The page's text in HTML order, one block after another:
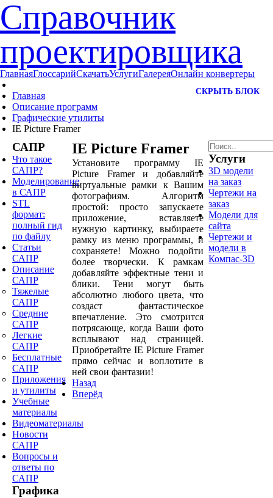
Справочник
проектировщика
ГлавнаяГлоссарийСкачатьУслугиГалереяОнлайн конвертеры
Главная
Описание программ
Графические утилиты
IE Picture Framer
САПР
Что такое
САПР?
Моделирование
в САПР
STL
формат:
полный гид
по файлу
Статьи
САПР
Описание
САПР
Тяжелые
САПР
Средние
САПР
Легкие
САПР
Бесплатные
САПР
Приложения
и утилиты
Учебные
материалы
Видеоматериалы
Новости
САПР
Вопросы и
ответы по
САПР
Графика
IE Picture Framer
Установите программу IE
Picture Framer и добавляйте
виртуальные рамки к Вашим
фотографиям. Алгоритм
простой: просто запускаете
приложение, вставляете
нужную картинку, выбираете
рамку из меню программы, и
сохраняете! Можно подойти
более творчески. К рамкам
добавляйте эффектные тени и
блики. Тени могут быть
абсолютно любого цвета, что
создаст фантастическое
впечатление. Это смотрится
потрясающе, когда Ваши фото
всплывают над страницей.
Приобретайте IE Picture Framer
прямо сейчас и воплотите в
ней свои фантазии!
Назад
Вперёд
СКРЫТЬ БЛОК
Услуги
3D модели
на заказ
Чертежи на
заказ
Модели для
сайта
Чертежи и
модели в
Компас-3D